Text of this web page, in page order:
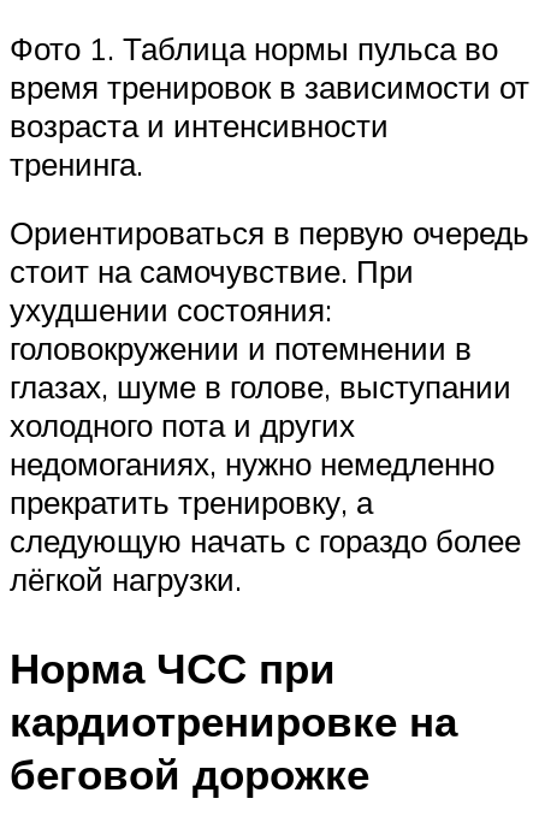
Фото 1. Таблица нормы пульса во
время тренировок в зависимости от
возраста и интенсивности
тренинга.
Ориентироваться в первую очередь
стоит на самочувствие. При
ухудшении состояния:
головокружении и потемнении в
глазах, шуме в голове, выступании
холодного пота и других
недомоганиях, нужно немедленно
прекратить тренировку, а
следующую начать с гораздо более
лёгкой нагрузки.
Норма ЧСС при
кардиотренировке на
беговой дорожке